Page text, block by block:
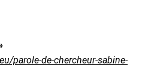
parole-de-chercheur-sabine-